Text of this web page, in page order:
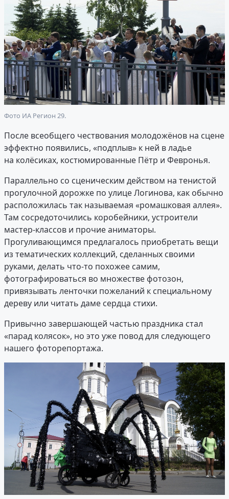
Фото ИА Регион 29.
После всеобщего чествования молодожёнов на сцене
эффектно появились, «подплыв» к ней в ладье
на колёсиках, костюмированные Пётр и Февронья.
Параллельно со сценическим действом на тенистой
прогулочной дорожке по улице Логинова, как обычно
расположилась так называемая «ромашковая аллея».
Там сосредоточились коробейники, устроители
мастер-классов и прочие аниматоры.
Прогуливающимся предлагалось приобретать вещи
из тематических коллекций, сделанных своими
руками, делать что-то похожее самим,
фотографироваться во множестве фотозон,
привязывать ленточки пожеланий к специальному
дереву или читать даме сердца стихи.
Привычно завершающей частью праздника стал
«парад колясок», но это уже повод для следующего
нашего фоторепортажа.